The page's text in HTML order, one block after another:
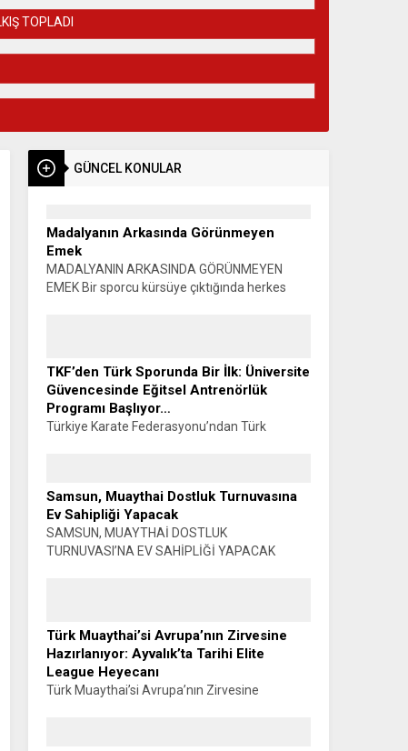
TOPLADI
GÜNCEL KONULAR
Madalyanın Arkasında Görünmeyen
Emek
MADALYANIN ARKASINDA GÖRÜNMEYEN
EMEK Bir sporcu kürsüye çıktığında herkes
TKF’den Türk Sporunda Bir İlk: Üniversite
Güvencesinde Eğitsel Antrenörlük
Programı Başlıyor…
Türkiye Karate Federasyonu’ndan Türk
SİYAHKUŞAK Türkiye Karate Federasyonu ile
Manisa Celal Bayar...
Samsun, Muaythai Dostluk Turnuvasına
Ev Sahipliği Yapacak
SAMSUN, MUAYTHAİ DOSTLUK
TURNUVASI’NA EV SAHİPLİĞİ YAPACAK
Türk Muaythai’si Avrupa’nın Zirvesine
Hazırlanıyor: Ayvalık’ta Tarihi Elite
League Heyecanı
Türk Muaythai’si Avrupa’nın Zirvesine